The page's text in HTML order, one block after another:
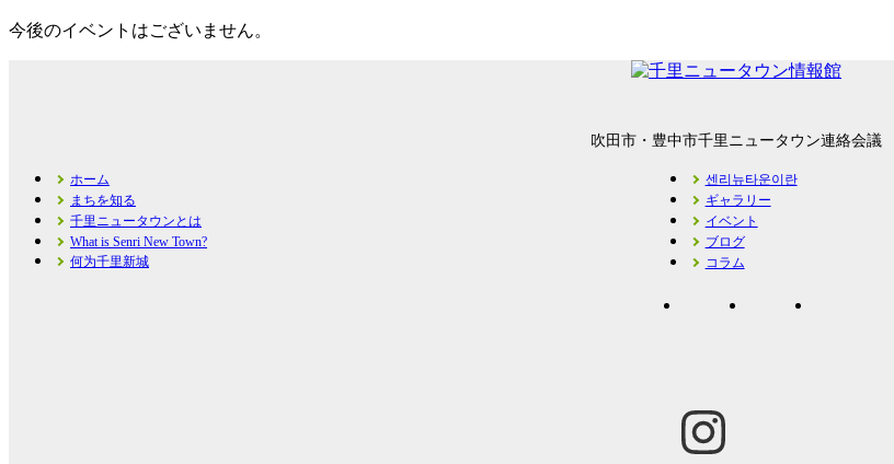
今後のイベントはございません。
吹田市・豊中市千里ニュータウン連絡会議
ホーム
まちを知る
千里ニュータウンとは
What is Senri New Town?
何为千里新城
센리뉴타운이란
ギャラリー
イベント
ブログ
コラム